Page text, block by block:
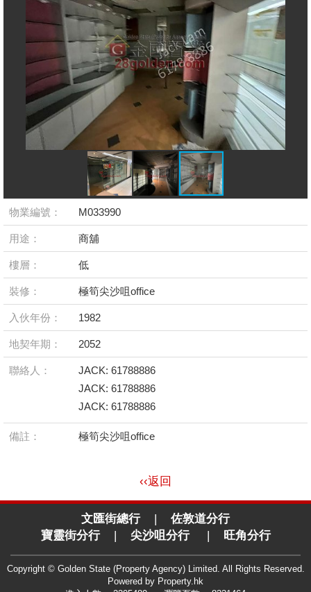
物業編號： M033990
用途： 商舖
樓層： 低
裝修： 極筍尖沙咀office
入伙年份： 1982
地契年期： 2052
聯絡人：
JACK: 61788886
JACK: 61788886
JACK: 61788886
備註： 極筍尖沙咀office
‹‹返回
文匯街總行 |
佐敦道分行
寶靈街分行
| 尖沙咀分行 | 旺角分行
Copyright © Golden State (Property Agency) Limited. All Rights Reserved.
Powered by Property.hk